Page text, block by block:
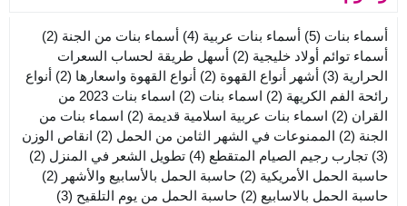
أسماء بنات (5) أسماء بنات عربية (4) أسماء بنات من الجنة (2)
أسماء توائم أولاد خليجية (2)
أسهل طريقة لحساب السعرات
الحرارية (3) أشهر أنواع القهوة (2) أنواع القهوة واسعارها (2)
أنواع
رائحة الفم الكريهة (2) اسماء بنات (2)
اسماء بنات 2023 من
القران (2) اسماء بنات عربية اسلامية قديمة (2)
اسماء بنات من
الجنة (2) الممنوعات في الشهر الثامن من الحمل (2)
انقاص الوزن
(3)
تجارب رجيم الصيام المتقطع (4) تطويل الشعر في المنزل (2)
حاسبة الحمل الأمريكية (2) حاسبة الحمل بالأسابيع والأشهر (2)
حاسبة الحمل بالاسابيع (2) حاسبة الحمل من يوم التلقيح (3)